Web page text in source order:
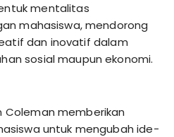
mentalitas
mahasiswa, mendorong
dan inovatif dalam
sosial maupun ekonomi.
Coleman memberikan
untuk mengubah ide-